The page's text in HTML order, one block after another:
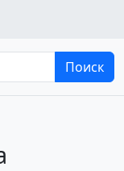
Поиск